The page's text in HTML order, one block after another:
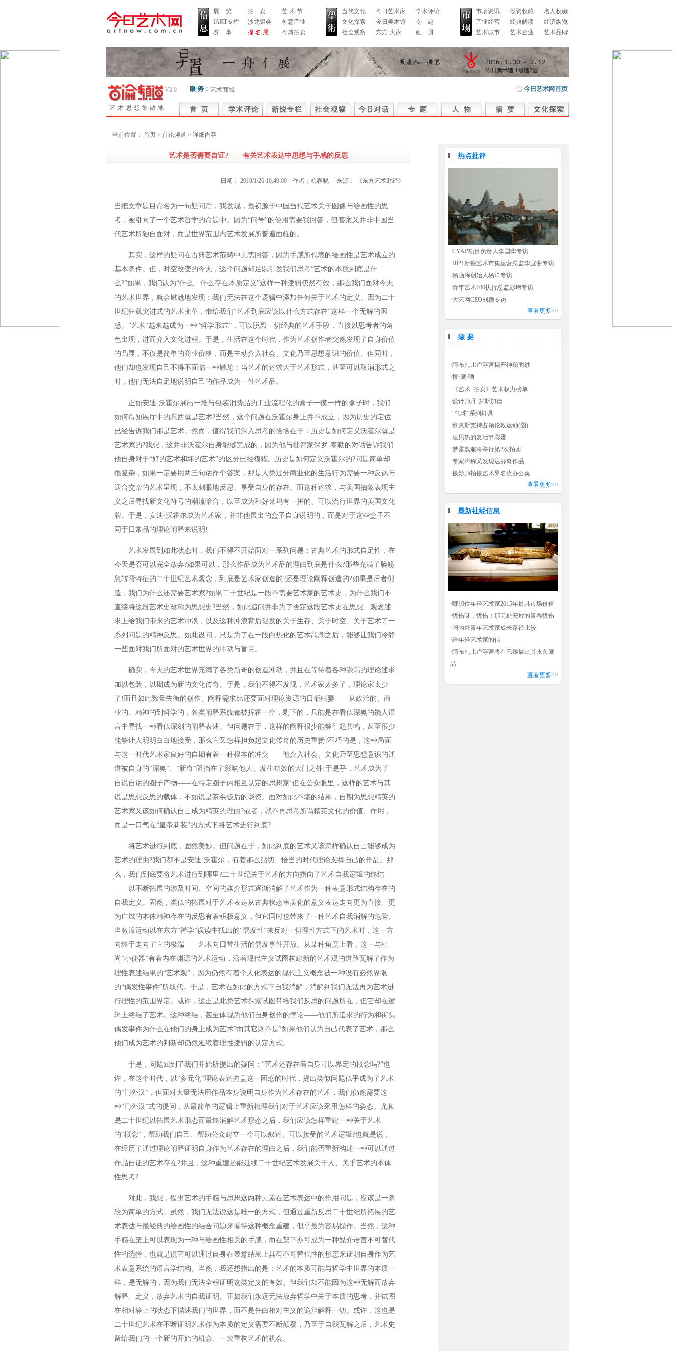
展 览
IART专栏
赛 事
拍 卖
沙龙聚会
提 名 展
艺 术 节
创意产业
今典拍卖
当代文化
文化探索
社会观察
今日艺术家
今日美术馆
东方·大家
学术评论
专 题
画 册
市场资讯
产业经营
艺术城市
投资收藏
经典解读
艺术企业
名人收藏
经济纵览
艺术品牌
艺术思想集散地
V2.0 艺术商城
当前位置： 首页 > 首论频道 > 详细内容
艺术是否需要自证?——有关艺术表达中思想与手感的反思
日期： 2010/1/26 10:40:00 作者： 杭春晓 来源： 《东方艺术财经》
当把文章题目命名为一句疑问后，我发现，最初源于中国当代艺术关于图像与绘画性的思
考，被引向了一个艺术哲学的命题中。因为“问号”的使用需要我回答，但答案又并非中国当
代艺术所独自面对，而是世界范围内艺术发展所普遍面临的。
其实，这样的疑问在古典艺术范畴中无需回答，因为手感所代表的绘画性是艺术成立的
基本条件。但，时空改变的今天，这个问题却足以引发我们思考“艺术的本质到底是什
么?”如果，我们认为“什么、什么存在本质定义”这样一种逻辑仍然有效，那么我们面对今天
的艺术世界，就会尴尬地发现：我们无法在这个逻辑中添加任何关于艺术的定义。因为二十
世纪狂飙突进式的艺术变革，带给我们“艺术到底应该以什么方式存在”这样一个无解的困
惑。“艺术”越来越成为一种“哲学形式”，可以脱离一切经典的艺术手段，直接以思考者的角
色出现，进而介入文化进程。于是，生活在这个时代，作为艺术创作者突然发现了自身价值
的凸显，不仅是简单的商业价格，而是主动介入社会、文化乃至思想意识的价值。但同时，
他们却也发现自己不得不面临一种尴尬：当艺术的述求大于艺术形式，甚至可以取消形式之
时，他们无法自足地说明自己的作品成为一件艺术品。
正如安迪·沃霍尔展出一堆与包装消费品的工业流程化的盒子一摸一样的盒子时，我们
如何得知展厅中的东西就是艺术?当然，这个问题在沃霍尔身上并不成立，因为历史的定位
已经告诉我们那是艺术。然而，值得我们深入思考的恰恰在于：历史是如何定义沃霍尔就是
艺术家的?我想，这并非沃霍尔自身能够完成的，因为他与批评家保罗·泰勒的对话告诉我们
他自身对于“好的艺术和坏的艺术”的区分已经模糊。历史是如何定义沃霍尔的?问题简单却
很复杂，如果一定要用两三句话作个答案，那是人类过分商业化的生活行为需要一种反讽与
迎合交杂的艺术呈现，不太刺眼地反思、享受自身的存在。而这种述求，与美国抽象表现主
义之后寻找新文化符号的潮流暗合，以至成为和好莱坞有一拼的、可以流行世界的美国文化
牌。于是，安迪·沃霍尔成为艺术家，并非他展出的盒子自身说明的，而是对于这些盒子不
同于日常品的理论阐释来说明!
艺术发展到如此状态时，我们不得不开始面对一系列问题：古典艺术的形式自足性，在
今天是否可以完全放弃?如果可以，那么作品成为艺术品的理由到底是什么?那些充满了脑筋
急转弯特征的二十世纪艺术观念，到底是艺术家创造的?还是理论阐释创造的?如果是后者创
造，我们为什么还需要艺术家?如果二十世纪是一段不需要艺术家的艺术史，为什么我们不
直接将这段艺术史改称为思想史?当然，如此追问并非为了否定这段艺术史在思想、观念述
求上给我们带来的艺术冲浪，以及这种冲浪背后促发的关于生存、关于时空、关于艺术等一
系列问题的精神反思。如此设问，只是为了在一段白热化的艺术高潮之后，能够让我们冷静
一些面对我们所面对的艺术世界的冲动与盲目。
确实，今天的艺术世界充满了各类新奇的创造冲动，并且在等待着各种崇高的理论述求
加以包装，以期成为新的文化传奇。于是，我们不得不发现，艺术家太多了，理论家太少
了!而且如此数量失衡的创作、阐释需求比还要面对理论资源的日渐枯萎——从政治的、商
业的、精神的到哲学的，各类阐释系统都被挥霍一空，剩下的，只能是在看似深奥的饶人语
言中寻找一种看似深刻的阐释表述。但问题在于，这样的阐释很少能够引起共鸣，甚至很少
能够让人明明白白地接受，那么它又怎样担负起文化传奇的历史重责?不巧的是，这种局面
与这一时代艺术家良好的自期有着一种根本的冲突——他介入社会、文化乃至思想意识的通
道被自身的“深奥”、“新奇”阻挡在了影响他人、发生功效的大门之外!于是乎，艺术成为了
自说自话的圈子产物——在特定圈子内相互认定的思想家!但在公众眼里，这样的艺术与其
说是思想反思的载体，不如说是茶余饭后的谈资。面对如此不堪的结果，自期为思想精英的
艺术家又该如何确认自己成为精英的理由?或者，就不再思考所谓精英文化的价值、作用，
而是一口气在“皇帝新装”的方式下将艺术进行到底?
将艺术进行到底，固然美妙。但问题在于，如此到底的艺术又该怎样确认自己能够成为
艺术的理由?我们都不是安迪·沃霍尔，有着那么贴切、恰当的时代理论支撑自己的作品。那
么，我们到底要将艺术进行到哪里?二十世纪关于艺术的方向指向了艺术自我逻辑的终结
——以不断拓展的涉及时间、空间的媒介形式逐渐消解了艺术作为一种表意形式结构存在的
自我定义。固然，类似的拓展对于艺术表达从古典状态审美化的意义表达走向更为直接、更
为广域的本体精神存在的反思有着积极意义，但它同时也带来了一种艺术自我消解的危险。
当激浪运动以在东方“禅学”误读中找出的“偶发性”来反对一切理性方式下的艺术时，这一方
向终于走向了它的极端——艺术向日常生活的偶发事件开放。从某种角度上看，这一与杜
尚“小便器”有着内在渊源的艺术运动，沿着现代主义试图构建新的艺术观的道路瓦解了作为
理性表述结果的“艺术观”，因为仍然有着个人化表达的现代主义概念被一种没有必然界限
的“偶发性事件”所取代。于是，艺术在如此的方式下自我消解，消解到我们无法再为艺术进
行理性的范围界定。或许，这正是此类艺术探索试图带给我们反思的问题所在，但它却在逻
辑上终结了艺术。这种终结，甚至体现为他们自身创作的悖论——他们所追求的行为和街头
偶发事件为什么在他们的身上成为艺术?而其它则不是?如果他们认为自己代表了艺术，那么
他们成为艺术的判断却仍然延续着理性逻辑的认定方式。
于是，问题回到了我们开始所提出的疑问：“艺术还存在着自身可以界定的概念吗?”也
许，在这个时代，以“多元化”理论表述掩盖这一困惑的时代，提出类似问题似乎成为了艺术
的“门外汉”，但面对大量无法用作品本身说明自身作为艺术存在的艺术，我们仍然需要这
种“门外汉”式的提问，从最简单的逻辑上重新梳理我们对于艺术应该采用怎样的姿态。尤其
是二十世纪以拓展艺术形态而最终消解艺术形态之后，我们应该怎样重建一种关于艺术
的“概念”，帮助我们自己、帮助公众建立一个可以叙述、可以接受的艺术逻辑?也就是说，
在经历了通过理论阐释证明自身作为艺术存在的理由之后，我们能否重新构建一种可以通过
作品自证的艺术存在?并且，这种重建还能延续二十世纪艺术发展关于人、关乎艺术的本体
性思考?
对此，我想，提出艺术的手感与思想这两种元素在艺术表达中的作用问题，应该是一条
较为简单的方式。虽然，我们无法说这是唯一的方式，但通过重新反思二十世纪所拓展的艺
术表达与最经典的绘画性的结合问题来看待这种概念重建，似乎最为容易操作。当然，这种
手感在架上可以表现为一种与绘画性相关的手感，而在架下亦可成为一种媒介语言不可替代
性的选择，也就是说它可以通过自身在表意结果上具有不可替代性的形态来证明自身作为艺
术表意系统的语言学结构。当然，我还想指出的是：艺术的本质可能与哲学中世界的本质一
样，是无解的，因为我们无法全程证明这类定义的有效。但我们却不能因为这种无解而放弃
解释、定义，放弃艺术的自我证明。正如我们永远无法放弃哲学中关于本质的思考，并试图
在相对静止的状态下描述我们的世界，而不是任由相对主义的诡辩解释一切。或许，这也是
二十世纪艺术在不断证明艺术作为本质的定义需要不断颠覆，乃至于自我瓦解之后，艺术史
留给我们的一个新的开始的机会、一次重构艺术的机会。
热点批评
·CYAP项目负责人李国华专访
·Hi21新锐艺术市集运营总监李宜斐专访
·杨画廊创始人杨洋专访
·青年艺术100执行总监彭玮专访
·大艺网CEO刘颖专访
查看更多>>
撷 要
·阿布扎比卢浮宫揭开神秘面纱
·搜·藏·晒
· 《艺术+拍卖》艺术权力榜单
·设计师丹-罗斯加德
·“气球”系列灯具
·班克斯支持占领伦敦运动(图)
·法贝热的复活节彩蛋
·梦露戏服将举行第2次拍卖
·专家声称又发现达芬奇作品
·摄影师拍摄艺术界名流办公桌
查看更多>>
最新社经信息
·哪10位年轻艺术家2015年最具市场价值
·忧伤呀，忧伤！那无处安放的青春忧伤
· 国内外青年艺术家成长路径比较
·给年轻艺术家的信
·阿布扎比卢浮宫将在巴黎展出其永久藏
品
查看更多>>